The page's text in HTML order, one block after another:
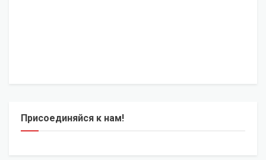
Присоединяйся к нам!